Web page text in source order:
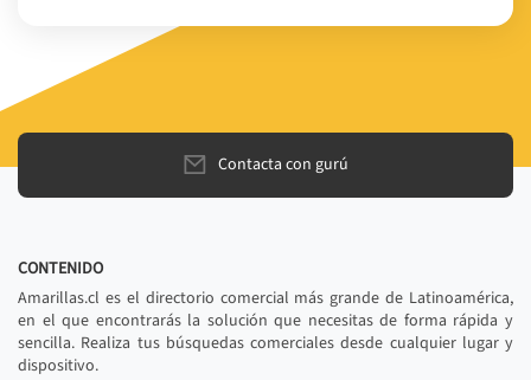
Contacta con gurú
CONTENIDO
Amarillas.cl es el directorio comercial más grande de Latinoamérica,
en el que encontrarás la solución que necesitas de forma rápida y
sencilla. Realiza tus búsquedas comerciales desde cualquier lugar y
dispositivo.